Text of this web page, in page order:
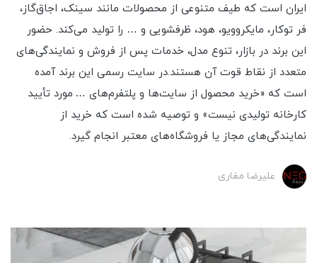
ایران است که طیف متنوعی از محصولات مانند سینک، اجاق‌گاز،
فر توکار، مایکروویو، هود،‌ ظرفشویی و … را تولید می‌کند. حضور
این برند در بازار، تنوع مدل، خدمات پس از فروش و نمایندگی‌های
متعدد از نقاط قوت آن هستند.در سایت رسمی این برند آمده
است که «خرید محصول از سایت‌ها و پلتفرم‌های … مورد تأیید
کارخانه تولیدی نیست» و توصیه شده است که خرید از
نمایندگی‌های مجاز یا فروشگاه‌های معتبر انجام گیرد.
علیرضا مغاری